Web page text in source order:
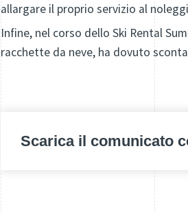
allargare il proprio servizio al
Infine, nel corso dello Ski Rental
racchette da neve, ha dovuto
Scarica il comunicato